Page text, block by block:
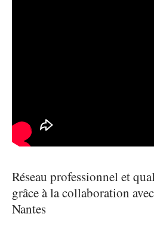
Réseau professionnel et
grâce à la collaboration
Nantes